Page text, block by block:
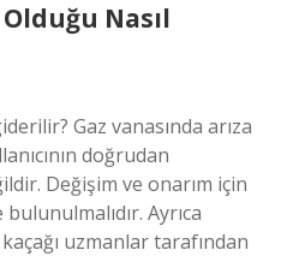
Nasıl
Gaz vanasında arıza
doğrudan
Değişim ve onarım için
Ayrıca
uzmanlar tarafından